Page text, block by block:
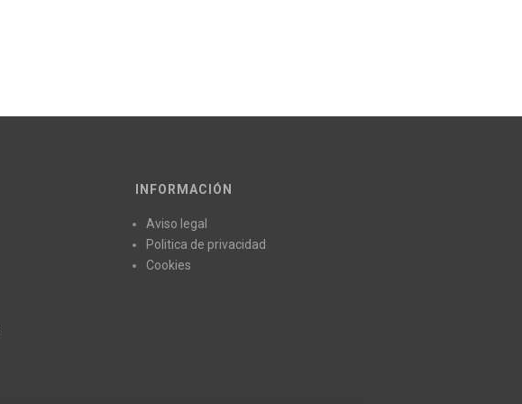
INFORMACIÓN
Aviso legal
Politica de privacidad
Cookies